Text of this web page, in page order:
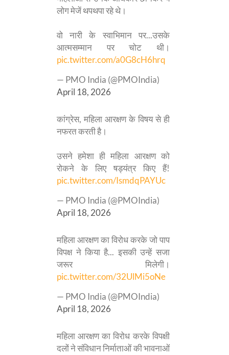
लोग मेजें थपथपा रहे थे।
वो नारी के स्वाभिमान पर...उसके
आत्मसम्मान पर चोट थी।
pic.twitter.com/a0G8cH6hrq
— PMO India (@PMOIndia)
April 18, 2026
कांग्रेस, महिला आरक्षण के विषय से ही
नफरत करती है।
उसने हमेशा ही महिला आरक्षण को
रोकने के लिए षड्यंत्र किए हैं!
pic.twitter.com/IsmdqPAYUc
— PMO India (@PMOIndia)
April 18, 2026
महिला आरक्षण का विरोध करके जो पाप
विपक्ष ने किया है... इसकी उन्हें सजा
जरूर मिलेगी।
pic.twitter.com/32UlMi5oNe
— PMO India (@PMOIndia)
April 18, 2026
महिला आरक्षण का विरोध करके विपक्षी
दलों ने संविधान निर्माताओं की भावनाओं